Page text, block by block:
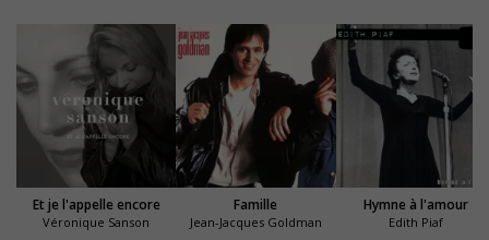
Et je l'appelle encore
Véronique Sanson
Famille
Jean-Jacques Goldman
Hymne à l'amour
Edith Piaf